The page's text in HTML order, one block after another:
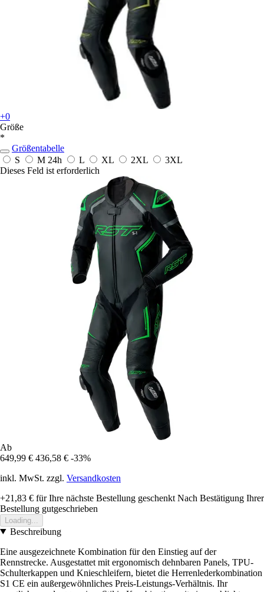
+0
Größe
*
Größentabelle
S
M 24h L XL 2XL
3XL
Dieses Feld ist erforderlich
Ab
649,99 € 436,58 € -33%
inkl. MwSt. zzgl. Versandkosten
+21,83 € für Ihre nächste Bestellung geschenkt Nach Bestätigung Ihrer
Bestellung gutgeschrieben
Loading...
Beschreibung
Eine ausgezeichnete Kombination für den Einstieg auf der
Rennstrecke. Ausgestattet mit ergonomisch dehnbaren Panels, TPU-
Schulterkappen und Knieschleifern, bietet die Herrenlederkombination
S1 CE ein außergewöhnliches Preis-Leistungs-Verhältnis. Ihr